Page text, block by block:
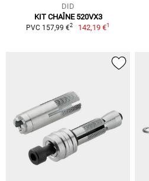
DID
KIT CHAÎNE 520VX3
PVC 157,99 €2 142,19 €1